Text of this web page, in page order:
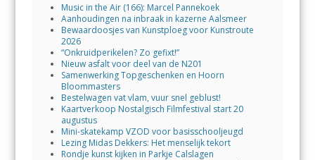
Music in the Air (166): Marcel Pannekoek
Aanhoudingen na inbraak in kazerne Aalsmeer
Bewaardoosjes van Kunstploeg voor Kunstroute
2026
“Onkruidperikelen? Zo gefixt!”
Nieuw asfalt voor deel van de N201
Samenwerking Topgeschenken en Hoorn
Bloommasters
Bestelwagen vat vlam, vuur snel geblust!
Kaartverkoop Nostalgisch Filmfestival start 20
augustus
Mini-skatekamp VZOD voor basisschooljeugd
Lezing Midas Dekkers: Het menselijk tekort
Rondje kunst kijken in Parkje Calslagen